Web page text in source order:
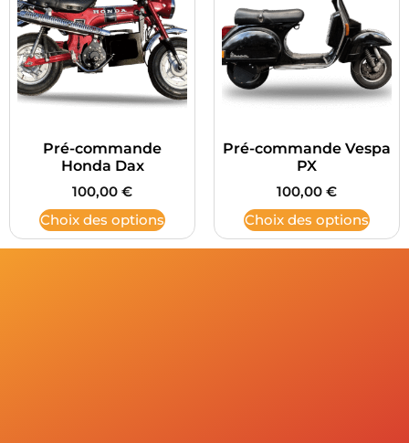
Pré-commande
Honda Dax
100,00 €
Choix des options
Pré-commande Vespa
PX
100,00 €
Choix des options